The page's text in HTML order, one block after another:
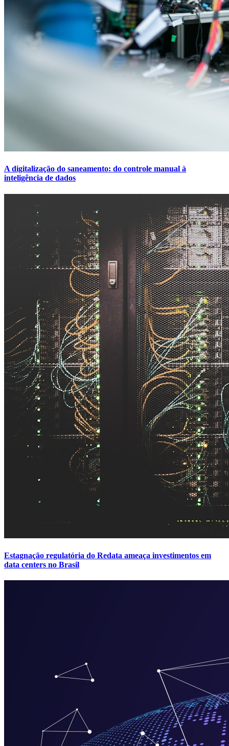
A digitalização do saneamento: do controle manual à
inteligência de dados
Estagnação regulatória do Redata ameaça investimentos em
data centers no Brasil